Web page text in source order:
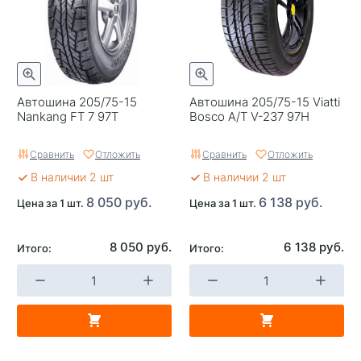
Комплектация
Шина
Нешипованная
Гарантия
1 год
Страна изготовителя
Китай
Автошина 205/75-15
Nankang FT 7 97T
Сравнить Отложить
В наличии 2 шт
Цена за 1 шт. 8 050 руб.
Итого: 8 050 руб.
Автошина 205/75-15 Viatti
Bosco A/T V-237 97H
Сравнить Отложить
В наличии 2 шт
Цена за 1 шт. 6 138 руб.
Итого: 6 138 руб.